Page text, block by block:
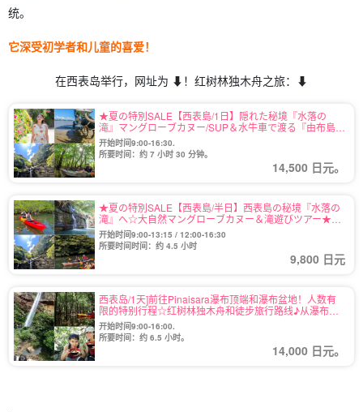
统。
它深受初学者和儿童的喜爱！
在西表岛举行，网址为 ⬇︎！红树林独木舟之旅：⬇︎
★夏の特別SALE【西表島/1日】隠れた秘境『水落の
滝』マングローブカヌー/SUP＆水牛車で渡る『由布島』
観光ツアー★写真無料＆送迎付き（No.112）
开始时间9:00-16:30.
所要时间：约 7 小时 30 分钟。
14,500 日元。
★夏の特別SALE【西表島/半日】西表島の秘境『水落の
滝』へ☆大自然マングローブカヌー＆滝遊びツアー★写
真無料＆送迎付き（No.108）
开始时间9:00-13:15 / 12:00-16:30
所要时间时间：约 4.5 小时
9,800 日元
西表岛/1天]前往Pinaisara瀑布顶端和瀑布盆地！人数有
限的特别行程☆红树林独木舟和徒步旅行路线♪从瀑布顶
端眺望的景色一定会令人印象深刻♪附带午餐（12号）
开始时间9:00-16:00.
所要时间：约 6.5 小时。
14,000 日元。